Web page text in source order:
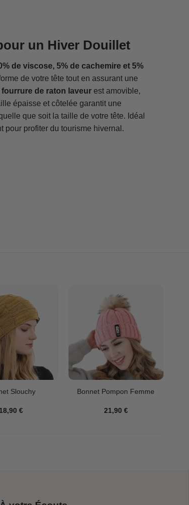
un Hiver Douillet
de viscose, 5% de cachemire et 5%
de votre tête tout en assurant une
de raton laveurest amovible,
épaisse et côtelée garantit une
que soit la taille de votre tête. Idéal
pour profiter du tourisme hivernal.
Slouchy
18,90 €
Bonnet Pompon Femme
21,90 €